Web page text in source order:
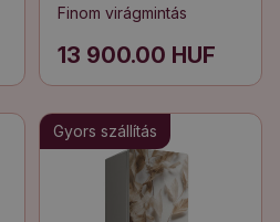
Finom virágmintás
13 900.00 HUF
Gyors szállítás